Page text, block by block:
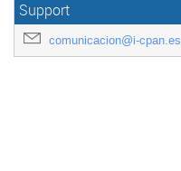
Support
comunicacion@i-cpan.es